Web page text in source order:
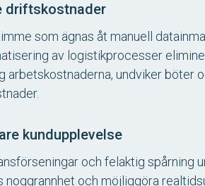
driftskostnader
som ägnas åt manuell
av logistikprocesser
arbetskostnaderna, undviker böter
kundupplevelse
och felaktig spårning
noggrannhet och möjliggöra